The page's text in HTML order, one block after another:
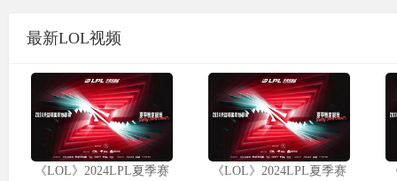
最新LOL视频
《LOL》2024LPL夏季赛 《LOL》2024LPL夏季赛